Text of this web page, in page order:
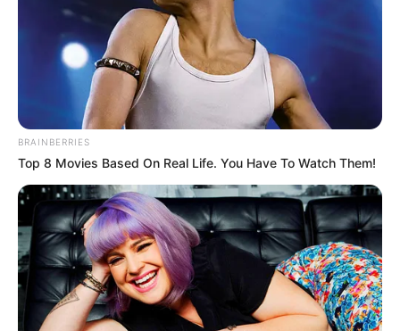
Wäre es nicht besser, wenn sich die Präsidenten und
Generäle mit Knüppeln gegenseitig erschlagen würden,
zu ermorden?
weitere Kalauer
Quermania folgen: Impressum & Kontakt
Smartphone Startseite
BRAINBERRIES
Top 8 Movies Based On Real Life. You Have To Watch Them!